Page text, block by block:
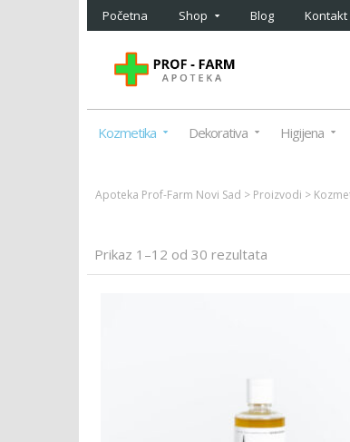
Početna Shop Blog Kontakt
Kozmetika Dekorativa Higijena
Apoteka Prof-Farm Novi Sad > Proizvodi >
Prikaz 1–12 od 30 rezultata